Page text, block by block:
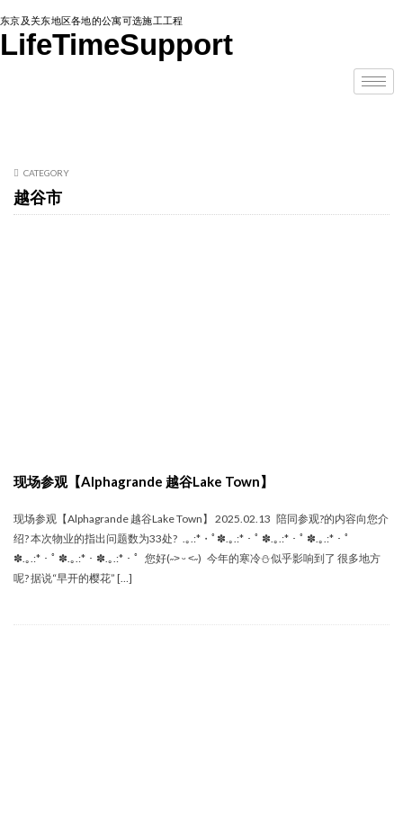
东京及关东地区各地的公寓可选施工工程
LifeTimeSupport
CATEGORY
越谷市
现场参观【Alphagrande 越谷Lake Town】
现场参观【Alphagrande 越谷Lake Town】 2025.02.13 陪同参观‍?的内容向您介
绍? 本次物业的指出问题数为33处? .｡.:*・ﾟ✽.｡.:*・ﾟ ✽.｡.:*・ﾟ ✽.｡.:*・ﾟ
✽.｡.:*・ﾟ ✽.｡.:*・✽.｡.:*・ﾟ 您好(˶˃ ᵕ ˂˶) 今年的寒冷⛄似乎影响到了 很多地方
呢? 据说“早开的樱花” […]